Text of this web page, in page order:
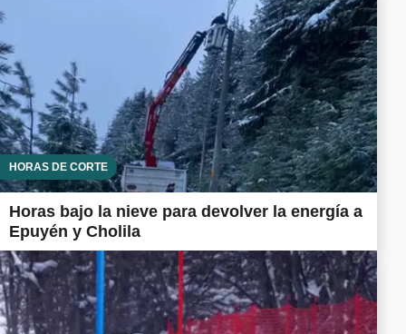
HORAS DE CORTE
Horas bajo la nieve para devolver la energía a
Epuyén y Cholila